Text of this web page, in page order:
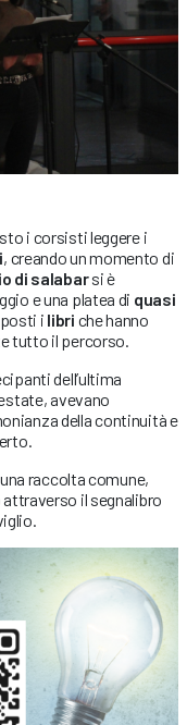
i corsisti leggere i
, creando un momento di
di salabarsi è
e una platea di quasi
i libri che hanno
tutto il percorso.
dell’ultima
avevano
della continuità e
raccolta comune,
il segnalibro